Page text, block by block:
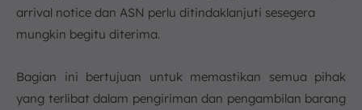
arrival notice dan ASN perlu ditindaklanjuti sesegera
mungkin begitu diterima.
Bagian ini bertujuan untuk memastikan semua pihak
yang terlibat dalam pengiriman dan pengambilan barang